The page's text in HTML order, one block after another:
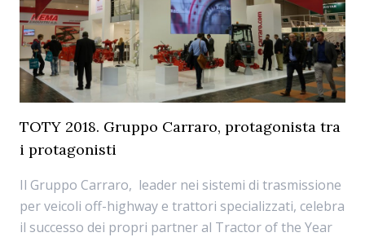
TOTY 2018. Gruppo Carraro, protagonista tra
i protagonisti
Il Gruppo Carraro, leader nei sistemi di trasmissione
per veicoli off-highway e trattori specializzati, celebra
il successo dei propri partner al Tractor of the Year